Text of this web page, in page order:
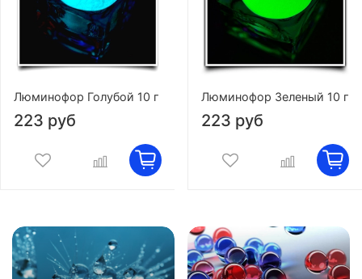
Люминофор Голубой 10 г
223 руб
Люминофор Зеленый 10 г
223 руб